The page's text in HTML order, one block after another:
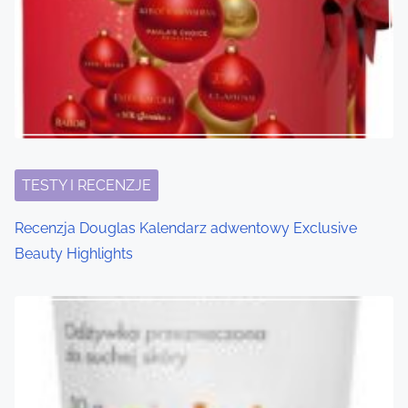
TESTY I RECENZJE
Recenzja Douglas Kalendarz adwentowy Exclusive
Beauty Highlights